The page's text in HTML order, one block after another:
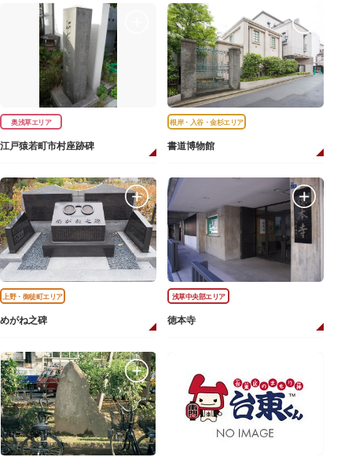
奥浅草エリア
江戸猿若町市村座跡碑
根岸・入谷・金杉エリア
書道博物館
上野・御徒町エリア
めがね之碑
浅草中央部エリア
徳本寺